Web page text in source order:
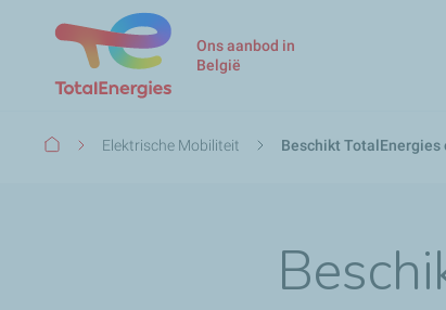
Ons aanbod in
België
KruimelpadElektrische Mobiliteit Beschikt